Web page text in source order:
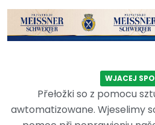
WJACEJ
Přełožki so z pomocu
awtomatizowane. Wjeselimy